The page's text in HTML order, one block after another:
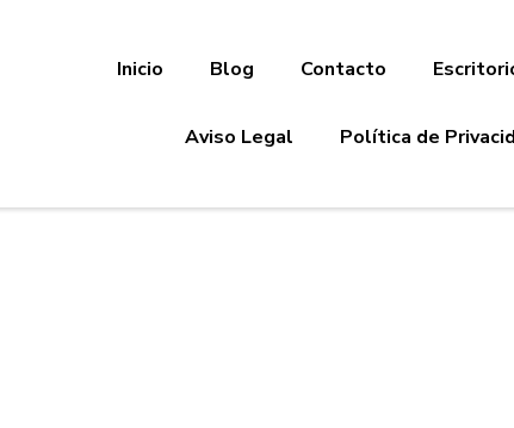
Inicio Blog Contacto
Aviso Legal Política de